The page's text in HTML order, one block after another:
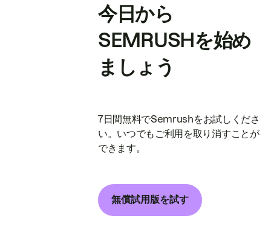
今日から
SEMRUSHを始め
ましょう
7日間無料でSemrushをお試しくださ
い。いつでもご利用を取り消すことが
できます。
無償試用版を試す